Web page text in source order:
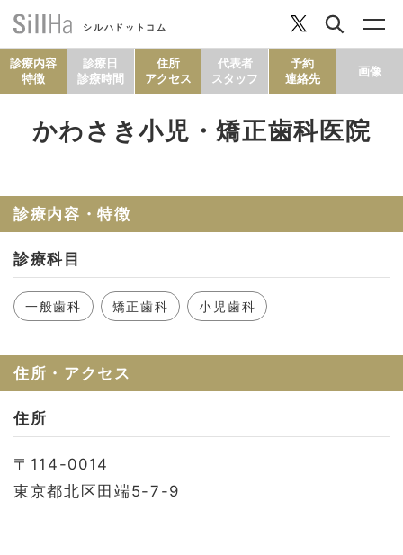
シルハドットコム
セルフチェック
診療内容
特徴
診療日
診療時間
住所
アクセス
代表者
スタッフ
予約
連絡先
画像
かわさき小児・矯正歯科医院
診療内容・特徴
診療科目
一般歯科 矯正歯科 小児歯科
住所・アクセス
住所
〒114-0014
東京都北区田端5-7-9